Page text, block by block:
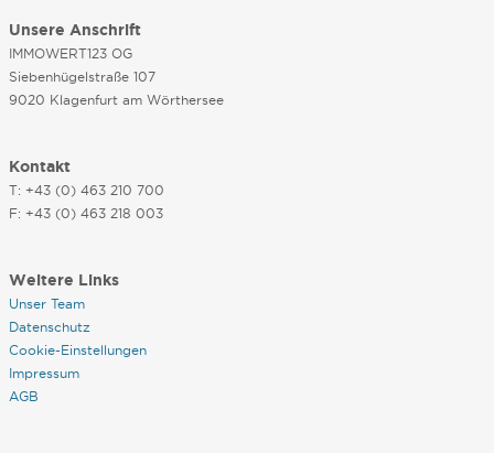
Unsere Anschrift
IMMOWERT123 OG
Siebenhügelstraße 107
9020 Klagenfurt am Wörthersee
Kontakt
T: +43 (0) 463 210 700
F: +43 (0) 463 218 003
Weitere Links
Unser Team
Datenschutz
Cookie-Einstellungen
Impressum
AGB